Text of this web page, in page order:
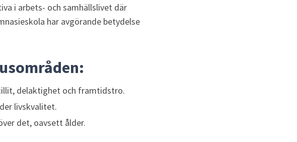
i arbets- och samhällslivet där
har avgörande betydelse
delaktighet och framtidstro.
livskvalitet.
det, oavsett ålder.